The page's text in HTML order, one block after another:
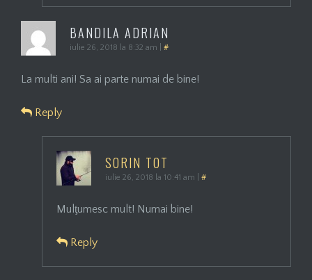
BANDILA ADRIAN
iulie 26, 2018 la 8:32 am #
La multi ani! Sa ai parte numai de bine!
Reply
SORIN TOT
iulie 26, 2018 la 10:41 am #
Mulţumesc mult! Numai bine!
Reply